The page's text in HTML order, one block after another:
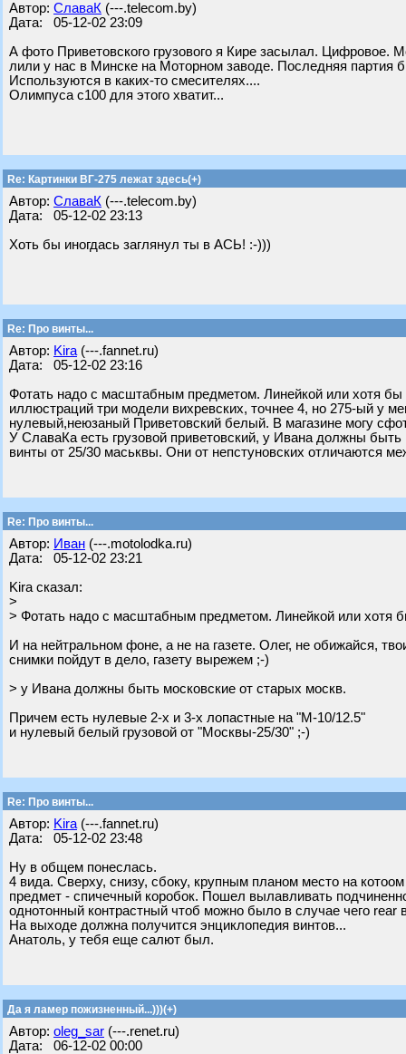
Автор: СлаваК (---.telecom.by)
Дата: 05-12-02 23:09
А фото Приветовского грузового я Кире засылал. Цифровое.
лили у нас в Минске на Моторном заводе. Последняя партия
Используются в каких-то смесителях....
Олимпуса с100 для этого хватит...
Re: Картинки ВГ-275 лежат здесь(+)
Автор: СлаваК (---.telecom.by)
Дата: 05-12-02 23:13
Хоть бы иногдась заглянул ты в АСЬ! :-)))
Re: Про винты...
Автор: Kira (---.fannet.ru)
Дата: 05-12-02 23:16
Фотать надо с масштабным предметом. Линейкой или хотя
иллюстраций три модели вихревских, точнее 4, но 275-ый у
нулевый,неюзаный Приветовский белый. В магазине могу
У СлаваКа есть грузовой приветовский, у Ивана должны
винты от 25/30 маськвы. Они от непстуновских отличаются
Re: Про винты...
Автор: Иван (---.motolodka.ru)
Дата: 05-12-02 23:21
Kira сказал:
>
> Фотать надо с масштабным предметом. Линейкой или хотя
И на нейтральном фоне, а не на газете. Олег, не обижайся,
снимки пойдут в дело, газету вырежем ;-)
> у Ивана должны быть московские от старых москв.
Причем есть нулевые 2-х и 3-х лопастные на "М-10/12.5"
и нулевый белый грузовой от "Москвы-25/30" ;-)
Re: Про винты...
Автор: Kira (---.fannet.ru)
Дата: 05-12-02 23:48
Ну в общем понеслась.
4 вида. Сверху, снизу, сбоку, крупным планом место на
предмет - спичечный коробок. Пошел вылавливать
однотонный контрастный чтоб можно было в случае чего rear
На выходе должна получится энциклопедия винтов...
Анатоль, у тебя еще салют был.
Да я ламер пожизненный...)))(+)
Автор: oleg_sar (---.renet.ru)
Дата: 06-12-02 00:00